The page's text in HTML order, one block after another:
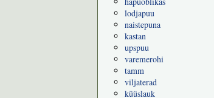
lodjapuu
naistepuna
kastan
upspuu
varemerohi
tamm
viljaterad
küüslauk